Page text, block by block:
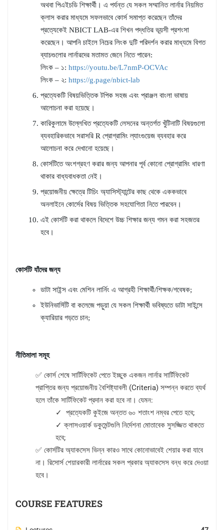
অথবা পিএইচডি শিক্ষার্থী। এ পর্যন্ত যে সকল সম্মানিত লার্নার নিয়মিত
ক্লাস করার মাধ্যমে সফলভাবে কোর্স সমাপ্ত করেছেন তাঁদের
প্রত্যেকেই NBICT LAB-এর শিখন পদ্ধতির ভূয়সী প্রশংসা
করেছেন। আপনি চাইলে নিচের লিংক দুটি পরিদর্শন করার মাধ্যমে বিগত
ব্যাচগুলোর লার্নারদের মতামত জেনে নিতে পারেন:
লিংক – ১: https://youtu.be/L7nmP-OCVAc
লিংক – ২: https://g.page/nbict-lab
প্রত্যেকটি বিষয়ভিত্তিক টপিক সহজ এবং প্রাঞ্জল বাংলা ভাষায়
আলোচনা করা হয়েছে।
কারিকুলামে উল্লেখিত প্রত্যেকটি লেসনের অন্তর্গত খুঁটিনাটি বিষয়গুলো
ব্যবহারিকভাবে সরাসরি R প্রোগ্রামিং ল্যাংগুয়েজ ব্যবহার করে
আলোচনা করে দেখানো হয়েছে।
কোর্সটিতে অংশগ্রহণ করার জন্য আপনার পূর্ব কোনো প্রোগ্রামিং ধারণা
থাকার বাধ্যবাধকতা নেই।
প্রয়োজনীয় ক্ষেত্রে টিচিং অ্যাসিস্ট্যান্টের কাছ থেকে এককভাবে
অনলাইনে কোর্সের বিষয় ভিত্তিক সহযোগিতা নিতে পারবেন।
এই কোর্সটি করা থাকলে বিদেশে উচ্চ শিক্ষার জন্য গমন করা সহজতর
হবে।
কোর্সটি যাঁদের জন্য
ডাটা সাইন্স এবং মেশিন লার্নিং এ আগ্রহী শিক্ষার্থী/শিক্ষক/গবেষক;
ইউনিভার্সিটি বা কলেজে পড়ুয়া যে সকল শিক্ষার্থী ভবিষ্যতে ডাটা সাইন্সে
ক্যারিয়ার গড়তে চান;
নীতিমালা সমূহ
✅ কোর্স শেষে সার্টিফিকেট পেতে ইচ্ছুক একজন লার্নার সার্টিফিকেট
প্রাপ্তির জন্য প্রয়োজনীয় বৈশিষ্ট্যাবলী (Criteria) সম্পন্ন করতে ব্যর্থ
হলে তাঁকে সার্টিফিকেট প্রদান করা হবে না। যেমন:
✓ প্রত্যেকটি কুইজে অন্তত ৬০ শতাংশ নম্বর পেতে হবে;
✓ ক্লাসওয়ার্ক ডকুমেন্টগুলি নির্দেশনা মোতাবেক সুসজ্জিত থাকতে
হবে;
✅ কোর্সটির অ্যাকসেস ভিন্ন কারও সাথে কোনোভাবেই শেয়ার করা যাবে
না। রিসোর্স শেয়ারকারী লার্নারের সকল প্রকার অ্যাকসেস বন্ধ করে দেওয়া
হবে।
COURSE FEATURES